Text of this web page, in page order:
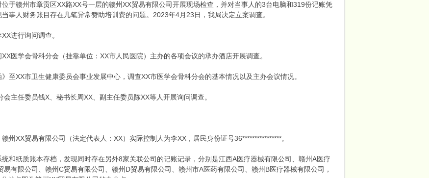
于赣州市章贡区XX路XX号一层的赣州XX贸易有限公司开展现场检查，并对当事人的3台电脑和319份记账凭
事人财务账目存在几笔异常赞助培训费的问题。2023年4月23日，我局决定立案调查。
进行询问调查。
医学会骨科分会（挂靠单位：XX市人民医院）主办的各项会议的承办酒店开展调查。
至XX市卫生健康委员会事业发展中心，调查XX市医学会骨科分会的基本情况以及主办会议情况。
主任委员钱X、秘书长周XX、副主任委员陈XX等人开展询问调查。
州XX贸易有限公司（法定代表人：XX）实际控制人为李XX，居民身份证号36****************。
和纸质账本存档，发现同时存在另外8家关联公司的记账记录，分别是江西A医疗器械有限公司、赣州A医疗
有限公司、赣州C贸易有限公司、赣州D贸易有限公司、赣州市A医药有限公司、赣州B医疗器械有限公司，